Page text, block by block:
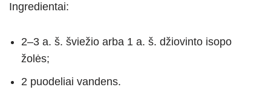
Ingredientai:
2–3 a. š. šviežio arba 1 a. š. džiovinto isopo
žolės;
2 puodeliai vandens.